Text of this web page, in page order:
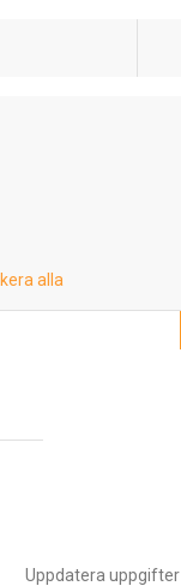
alla
Uppdatera uppgifter